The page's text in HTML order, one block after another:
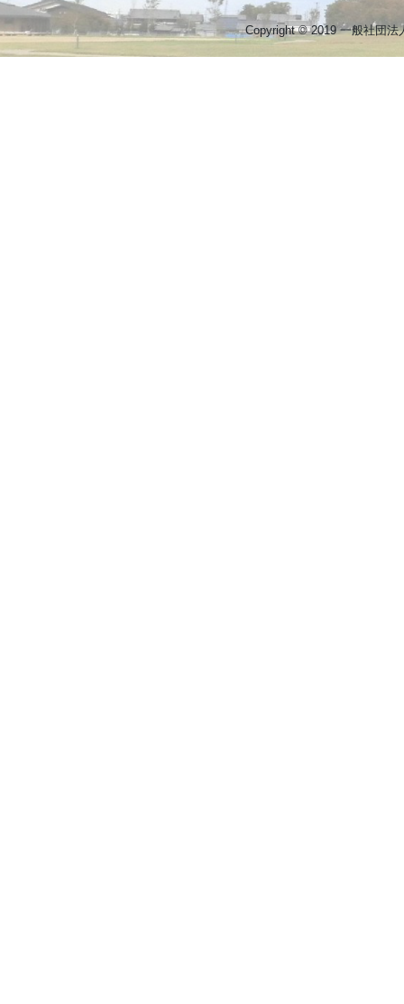
Copyright © 2019 一般社団法